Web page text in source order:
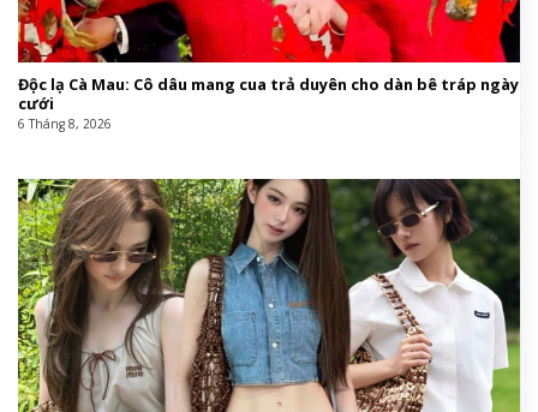
Độc lạ Cà Mau: Cô dâu mang cua trả duyên cho dàn bê tráp ngày
cưới
6 Tháng 8, 2026